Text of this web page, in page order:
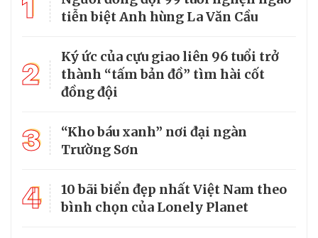
1
tiễn biệt Anh hùng La Văn Cầu
2
Ký ức của cựu giao liên 96 tuổi trở
thành “tấm bản đồ” tìm hài cốt
đồng đội
3
“Kho báu xanh” nơi đại ngàn
Trường Sơn
4
10 bãi biển đẹp nhất Việt Nam theo
bình chọn của Lonely Planet